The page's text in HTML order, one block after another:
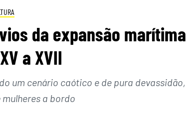
da expansão marítima
a XVII
um cenário caótico e de pura devassidão,
a bordo